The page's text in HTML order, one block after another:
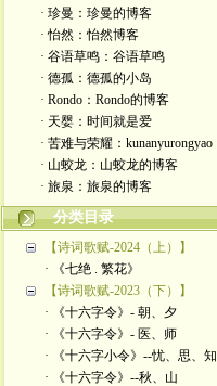
· 珍曼：珍曼的博客
· 怡然：怡然博客
· 谷语草鸣：谷语草鸣
· 德孤：德孤的小岛
· Rondo：Rondo的博客
· 天婴：时间就是爱
· 苦难与荣耀：kunanyurongyao
· 山蛟龙：山蛟龙的博客
· 旅泉：旅泉的博客
分类目录
【诗词歌赋-2024（上）】
· 《七绝 . 繁花》
【诗词歌赋-2023（下）】
· 《十六字令》- 朝、夕
· 《十六字令》- 医、师
· 《十六字小令》--忧、思、知
· 《十六字令》--秋、山